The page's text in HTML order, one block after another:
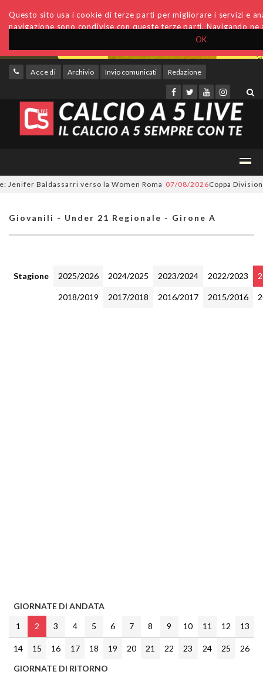
OK
Questo sito usa i cookie di terze parti per migliorare i servizi e
navigazione sono condivise con queste terze parti. Navigando
Accedi Archivio Invio comunicati Redazione
Baldassarri verso la Women Roma 07/08/2026Coppa Divisione,
Giovanili - Under 21 Regionale - Girone A
Stagione 2025/2026 2024/2025 2023/2024 2022/2023
2018/2019 2017/2018 2016/2017 2015/2016
GIORNATE DI ANDATA
1
2 3 4 5 6 7 8 9 10 11 12 13
14 15 16 17 18 19 20 21 22 23 24 25
26
GIORNATE DI RITORNO